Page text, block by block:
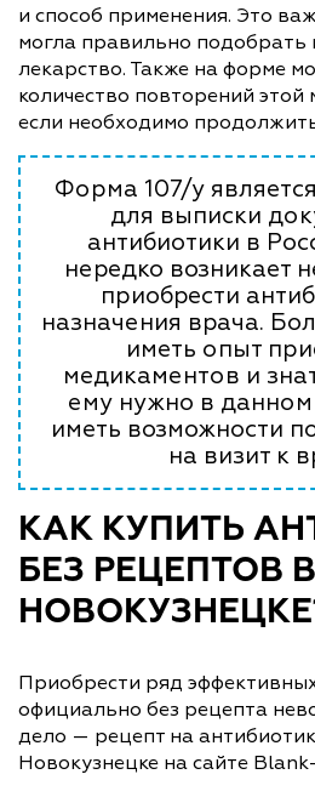
и способ применения. Это
могла правильно
лекарство. Также на форме
количество повторений
если необходимо
Форма 107/у
для выписки
антибиотики в
нередко возникает
приобрести
назначения врача.
иметь опыт
медикаментов и
ему нужно в данном
иметь возможности
на визит к
КАК КУПИТЬ
БЕЗ РЕЦЕПТОВ В
Приобрести ряд
официально без рецепта
дело — рецепт на
Новокузнецке на сайте